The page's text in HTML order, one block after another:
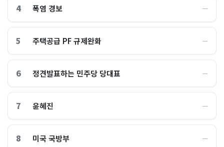
4 폭염 경보 ―
5 주택공급 PF 규제완화 ―
6 정견발표하는 민주당 당대표 ―
7 윤혜진 ―
8 미국 국방부 ―